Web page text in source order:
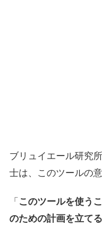
ブリュイエール研究
士は、このツールの
「このツールを使う
のための計画を立て